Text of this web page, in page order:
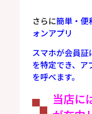
さらに簡単・便
ォンアプリ
スマホが会員
を特定でき、ア
を呼べます。
当店に